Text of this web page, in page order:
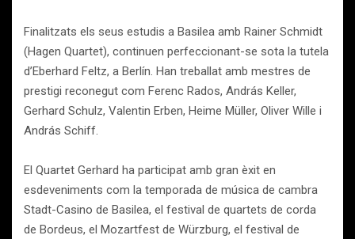
Finalitzats els seus estudis a Basilea amb Rainer Schmidt
(Hagen Quartet), continuen perfeccionant-se sota la tutela
d’Eberhard Feltz, a Berlín. Han treballat amb mestres de
prestigi reconegut com Ferenc Rados, András Keller,
Gerhard Schulz, Valentin Erben, Heime Müller, Oliver Wille i
András Schiff.
El Quartet Gerhard ha participat amb gran èxit en
esdeveniments com la temporada de música de cambra
Stadt-Casino de Basilea, el festival de quartets de corda
de Bordeus, el Mozartfest de Würzburg, el festival de